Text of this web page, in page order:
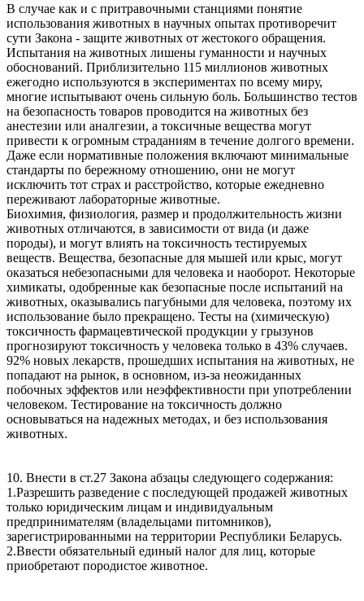
В случае как и с притравочными станциями понятие
использования животных в научных опытах противоречит
сути Закона - защите животных от жестокого обращения.
Испытания на животных лишены гуманности и научных
обоснований. Приблизительно 115 миллионов животных
ежегодно используются в экспериментах по всему миру,
многие испытывают очень сильную боль. Большинство тестов
на безопасность товаров проводится на животных без
анестезии или аналгезии, а токсичные вещества могут
привести к огромным страданиям в течение долгого времени.
Даже если нормативные положения включают минимальные
стандарты по бережному отношению, они не могут
исключить тот страх и расстройство, которые ежедневно
переживают лабораторные животные.
Биохимия, физиология, размер и продолжительность жизни
животных отличаются, в зависимости от вида (и даже
породы), и могут влиять на токсичность тестируемых
веществ. Вещества, безопасные для мышей или крыс, могут
оказаться небезопасными для человека и наоборот. Некоторые
химикаты, одобренные как безопасные после испытаний на
животных, оказывались пагубными для человека, поэтому их
использование было прекращено. Тесты на (химическую)
токсичность фармацевтической продукции у грызунов
прогнозируют токсичность у человека только в 43% случаев.
92% новых лекарств, прошедших испытания на животных, не
попадают на рынок, в основном, из-за неожиданных
побочных эффектов или неэффективности при употреблении
человеком. Тестирование на токсичность должно
основываться на надежных методах, и без использования
животных.
10. Внести в ст.27 Закона абзацы следующего содержания:
1.Разрешить разведение с последующей продажей животных
только юридическим лицам и индивидуальным
предпринимателям (владельцами питомников),
зарегистрированными на территории Республики Беларусь.
2.Ввести обязательный единый налог для лиц, которые
приобретают породистое животное.